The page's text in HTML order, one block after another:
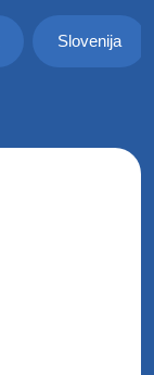
Slovenija